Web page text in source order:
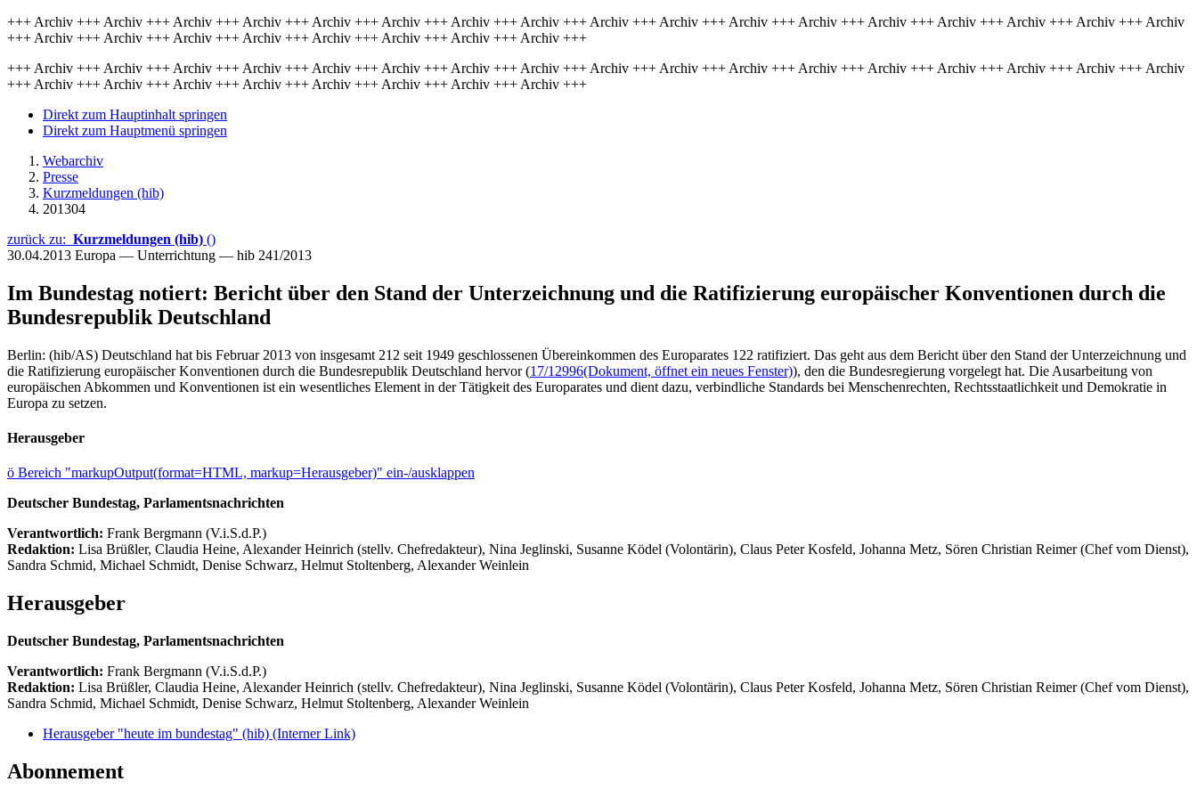
+++ Archiv +++ Archiv +++ Archiv +++ Archiv +++ Archiv +++ Archiv +++ Archiv +++ Archiv +++ Archiv +++ Archiv +++ Archiv +++ Archiv +++ Archiv +++ Archiv +++ Archiv +++ Archiv +++ Archiv
+++ Archiv +++ Archiv +++ Archiv +++ Archiv +++ Archiv +++ Archiv +++ Archiv +++ Archiv +++
+++ Archiv +++ Archiv +++ Archiv +++ Archiv +++ Archiv +++ Archiv +++ Archiv +++ Archiv +++ Archiv +++ Archiv +++ Archiv +++ Archiv +++ Archiv +++ Archiv +++ Archiv +++ Archiv +++ Archiv
+++ Archiv +++ Archiv +++ Archiv +++ Archiv +++ Archiv +++ Archiv +++ Archiv +++ Archiv +++
Direkt zum Hauptinhalt springen
Direkt zum Hauptmenü springen
Webarchiv
Presse
Kurzmeldungen (hib)
201304
zurück zu: Kurzmeldungen (hib) ()
30.04.2013 Europa — Unterrichtung — hib 241/2013
Im Bundestag notiert: Bericht über den Stand der Unterzeichnung und die Ratifizierung europäischer Konventionen durch die
Bundesrepublik Deutschland
Berlin: (hib/AS) Deutschland hat bis Februar 2013 von insgesamt 212 seit 1949 geschlossenen Übereinkommen des Europarates 122 ratifiziert. Das geht aus dem Bericht über den Stand der Unterzeichnung und
die Ratifizierung europäischer Konventionen durch die Bundesrepublik Deutschland hervor (17/12996(Dokument, öffnet ein neues Fenster)), den die Bundesregierung vorgelegt hat. Die Ausarbeitung von
europäischen Abkommen und Konventionen ist ein wesentliches Element in der Tätigkeit des Europarates und dient dazu, verbindliche Standards bei Menschenrechten, Rechtsstaatlichkeit und Demokratie in
Europa zu setzen.
Herausgeber
ö Bereich "markupOutput(format=HTML, markup=Herausgeber)" ein-/ausklappen
Deutscher Bundestag, Parlamentsnachrichten
Verantwortlich: Frank Bergmann (V.i.S.d.P.)
Redaktion: Lisa Brüßler, Claudia Heine, Alexander Heinrich (stellv. Chefredakteur), Nina Jeglinski, Susanne Ködel (Volontärin), Claus Peter Kosfeld, Johanna Metz, Sören Christian Reimer (Chef vom Dienst),
Sandra Schmid, Michael Schmidt, Denise Schwarz, Helmut Stoltenberg, Alexander Weinlein
Herausgeber
Deutscher Bundestag, Parlamentsnachrichten
Verantwortlich: Frank Bergmann (V.i.S.d.P.)
Redaktion: Lisa Brüßler, Claudia Heine, Alexander Heinrich (stellv. Chefredakteur), Nina Jeglinski, Susanne Ködel (Volontärin), Claus Peter Kosfeld, Johanna Metz, Sören Christian Reimer (Chef vom Dienst),
Sandra Schmid, Michael Schmidt, Denise Schwarz, Helmut Stoltenberg, Alexander Weinlein
Herausgeber "heute im bundestag" (hib) (Interner Link)
Abonnement